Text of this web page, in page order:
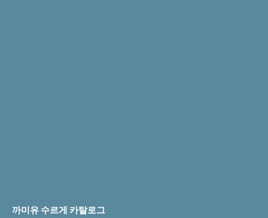
까미유 수르게 카탈로그